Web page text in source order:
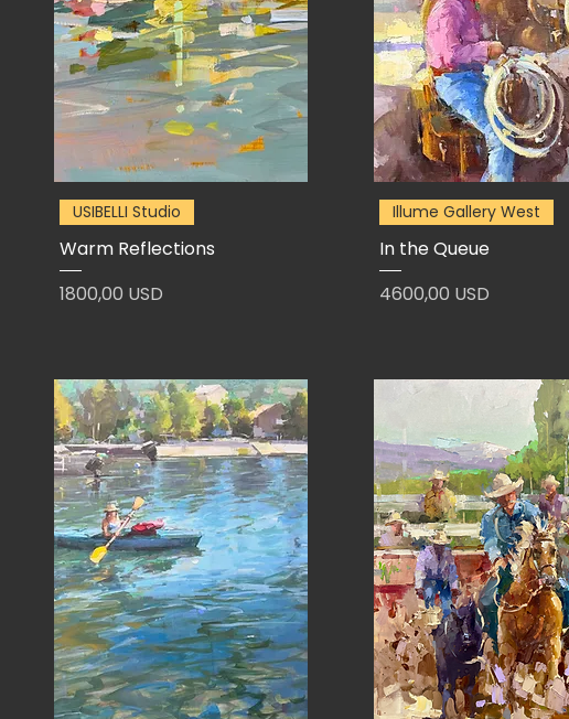
USIBELLI Studio
Warm Reflections
Prezzo
1800,00 USD
Illume Gallery West
In the Queue
Prezzo
4600,00 USD